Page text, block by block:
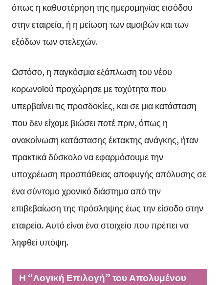
όπως η καθυστέρηση της ημερομηνίας εισόδου
στην εταιρεία, ή η μείωση των αμοιβών και των
εξόδων των στελεχών.
Ωστόσο, η παγκόσμια εξάπλωση του νέου
κορωνοϊού προχώρησε με ταχύτητα που
υπερβαίνει τις προσδοκίες, και σε μια κατάσταση
που δεν είχαμε βιώσει ποτέ πριν, όπως η
ανακοίνωση κατάστασης έκτακτης ανάγκης, ήταν
πρακτικά δύσκολο να εφαρμόσουμε την
υποχρέωση προσπάθειας αποφυγής απόλυσης σε
ένα σύντομο χρονικό διάστημα από την
επιβεβαίωση της πρόσληψης έως την είσοδο στην
εταιρεία. Αυτό είναι ένα στοιχείο που πρέπει να
ληφθεί υπόψη.
Η “Λογική Επιλογή” του Απολυμένου